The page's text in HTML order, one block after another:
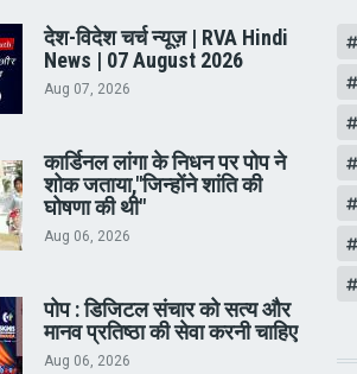
देश-विदेश चर्च न्यूज़ | RVA Hindi
News | 07 August 2026
Aug 07, 2026
कार्डिनल लांगा के निधन पर पोप ने
शोक जताया,"जिन्होंने शांति की
घोषणा की थी"
Aug 06, 2026
पोप : डिजिटल संचार को सत्य और
मानव प्रतिष्ठा की सेवा करनी चाहिए
Aug 06, 2026